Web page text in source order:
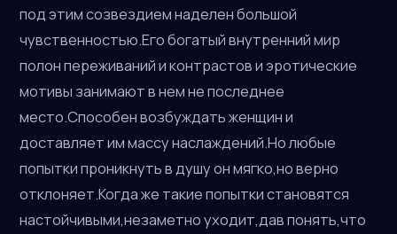
под этим созвездием наделен большой
чувственностью.Его богатый внутренний мир
полон переживаний и контрастов и эротические
мотивы занимают в нем не последнее
место.Способен возбуждать женщин и
доставляет им массу наслаждений.Но любые
попытки проникнуть в душу он мягко,но верно
отклоняет.Когда же такие попытки становятся
настойчивыми,незаметно уходит,дав понять,что